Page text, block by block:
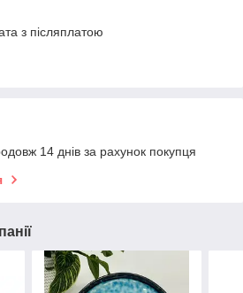
з післяплатою
14 днів за рахунок покупця